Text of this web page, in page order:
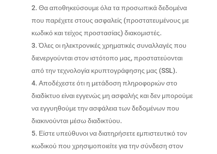
Θα αποθηκεύσουμε όλα τα προσωπικά δεδομένα
που παρέχετε στους ασφαλείς (προστατευμένους με
κωδικό και τείχος προστασίας) διακομιστές.
Όλες οι ηλεκτρονικές χρηματικές συναλλαγές που
διενεργούνται στον ιστότοπο μας, προστατεύονται
από την τεχνολογία κρυπτογράφησης μας (SSL).
Αποδέχεστε ότι η μετάδοση πληροφοριών στο
διαδίκτυο είναι εγγενώς μη ασφαλής και δεν μπορούμε
να εγγυηθούμε την ασφάλεια των δεδομένων που
διακινούνται μέσω διαδικτύου.
Είστε υπεύθυνοι να διατηρήσετε εμπιστευτικό τον
κωδικού που χρησιμοποιείτε για την σύνδεση στον